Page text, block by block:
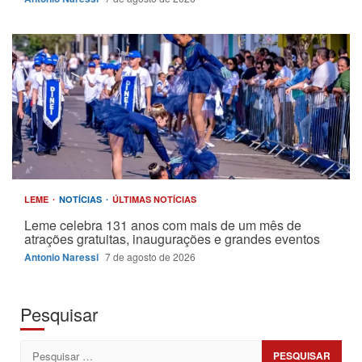
LEME NOTÍCIAS ÚLTIMAS NOTÍCIAS
Leme celebra 131 anos com mais de um mês de
atrações gratuitas, inaugurações e grandes eventos
Antonio Naressi 7 de agosto de 2026
Pesquisar
Pesquisar